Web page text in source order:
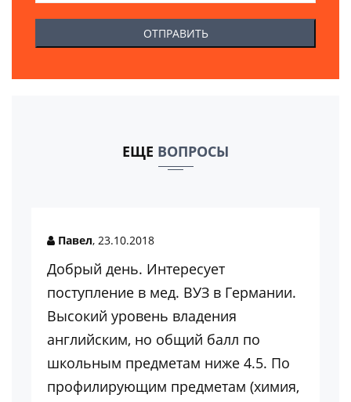
ЕЩЕ ВОПРОСЫ
Павел, 23.10.2018
Добрый день. Интересует
поступление в мед. ВУЗ в Германии.
Высокий уровень владения
английским, но общий балл по
школьным предметам ниже 4.5. По
профилирующим предметам (химия,